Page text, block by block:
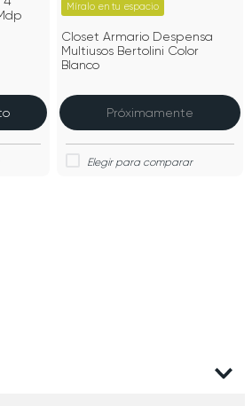
Míralo en tu espacio
Closet Armario Despensa
Multiusos Bertolini Color
Blanco
Próximamente